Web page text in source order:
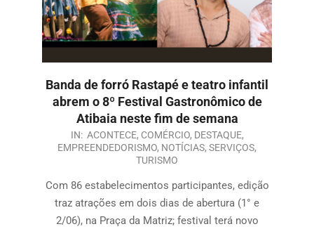
Banda de forró Rastapé e teatro infantil
abrem o 8º Festival Gastronômico de
Atibaia neste fim de semana
IN: ACONTECE, COMÉRCIO, DESTAQUE,
EMPREENDEDORISMO, NOTÍCIAS, SERVIÇOS,
TURISMO
Com 86 estabelecimentos participantes, edição
traz atrações em dois dias de abertura (1° e
2/06), na Praça da Matriz; festival terá novo